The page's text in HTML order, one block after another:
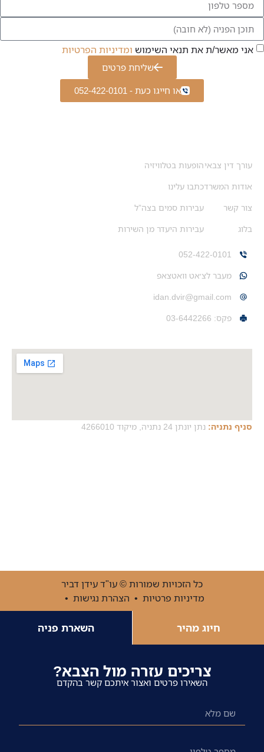
אני מאשר/ת את תנאי השימוש ומדיניות הפרטיות
שליחת פרטים
או חייגו כעת - 052-422-0101
עורך דין צבאי
אודות המשרד
צור קשר
בלוג
הופעות בטלוויזיה
כתבו עלינו
עבירות סמים בצה”ל
עבירות היעדר מן השירות
052-422-0101
מעבר לצ׳אט וואטצאפ
idan.dvir@gmail.com
פקס: 03-6442266
סניף נתניה: נתן יונתן 24 נתניה, מיקוד 4266010
כל הזכויות שמורות © עו"ד עידן דביר
מדיניות פרטיות • הצהרת נגישות •
חיוג מהיר השארת פניה
צריכים עזרה מול הצבא?
השאירו פרטים ואצור איתכם קשר בהקדם